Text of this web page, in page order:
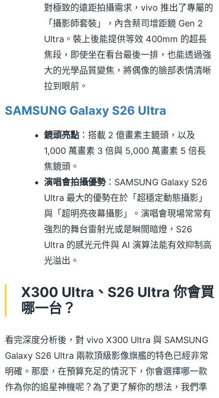
對極致的遠距拍攝需求，vivo 推出了專屬的
「攝影師套裝」，內含蔡司增距鏡 Gen 2
Ultra。裝上後能提供等效 400mm 的超長
焦段，即使坐在看台最後一排，也能透過強
大的光學品質變焦，將偶像的臉部表情清晰
拉到眼前。
SAMSUNG Galaxy S26 Ultra
鏡頭亮點 ：搭載 2 億畫素主鏡頭，以及
1,000 萬畫素 3 倍與 5,000 萬畫素 5 倍長
焦鏡頭。
演唱會拍攝優勢：SAMSUNG Galaxy S26
Ultra 最大的優勢在於「超穩定動態攝影」
與「超明亮夜幕攝影」。演唱會現場常常有
強烈的舞台雷射光或是瞬間暗燈，S26
Ultra 的感光元件與 AI 演算法能有效抑制高
光溢出。
X300 Ultra、S26 Ultra 你會買
哪一台？
看完深度分析後，對 vivo X300 Ultra 與 SAMSUNG
Galaxy S26 Ultra 兩款頂級影像旗艦的特色已經非常
明確。那麼，在預算充足的情況下，你會選擇哪一款
作為你的追星神機呢？為了更了解你的想法，我們準